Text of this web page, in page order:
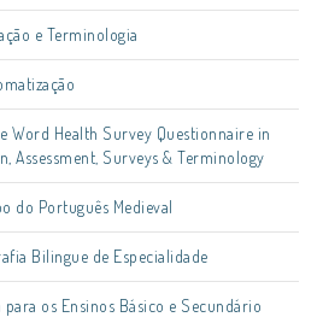
e Terminologia
Word Health Survey Questionnaire in
Assessment, Surveys & Terminology
do Português Medieval
Bilingue de Especialidade
os Ensinos Básico e Secundário